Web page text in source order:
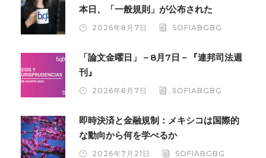
本日、「一般規則」が公布された
2026年8月7日 SOFIABGBG
「論文金曜日」－8月7日－『連邦司法週
刊』
2026年8月7日 SOFIABGBG
即時決済と金融規制：メキシコは国際的
な動向から何を学べるか
2026年7月21日 SOFIABGBG